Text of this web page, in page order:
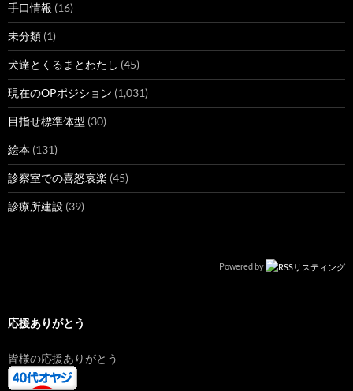
手口情報 (16)
未分類 (1)
犬達とくるまとわたし (45)
現在のOPポジション (1,031)
目指せ標準体型 (30)
絵本 (131)
診察室での喜怒哀楽 (45)
診療所建設 (39)
Powered by
応援ありがとう
皆様の応援ありがとう